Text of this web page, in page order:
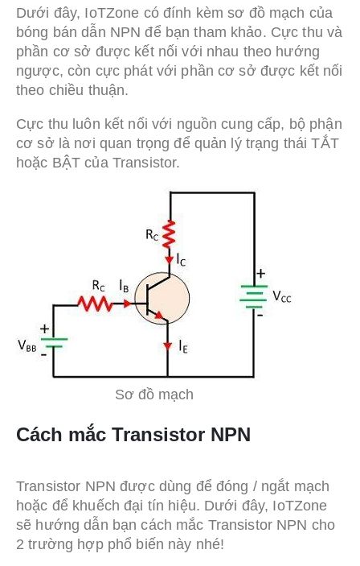
Dưới đây, IoTZone có đính kèm sơ đồ mạch của
bóng bán dẫn NPN để bạn tham khảo. Cực thu và
phần cơ sở được kết nối với nhau theo hướng
ngược, còn cực phát với phần cơ sở được kết nối
theo chiều thuận.
Cực thu luôn kết nối với nguồn cung cấp, bộ phận
cơ sở là nơi quan trọng để quản lý trạng thái TẮT
hoặc BẬT của Transistor.
Sơ đồ mạch
Cách mắc Transistor NPN
Transistor NPN được dùng để đóng / ngắt mạch
hoặc để khuếch đại tín hiệu. Dưới đây, IoTZone
sẽ hướng dẫn bạn cách mắc Transistor NPN cho
2 trường hợp phổ biến này nhé!